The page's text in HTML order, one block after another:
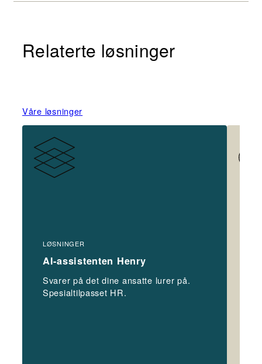
Relaterte løsninger
Våre løsninger
LØSNINGER
AI-assistenten Henry
Svarer på det dine ansatte lurer på.
Spesialtilpasset HR.